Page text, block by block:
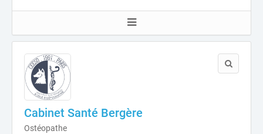
Cabinet Santé Bergère
Ostéopathe